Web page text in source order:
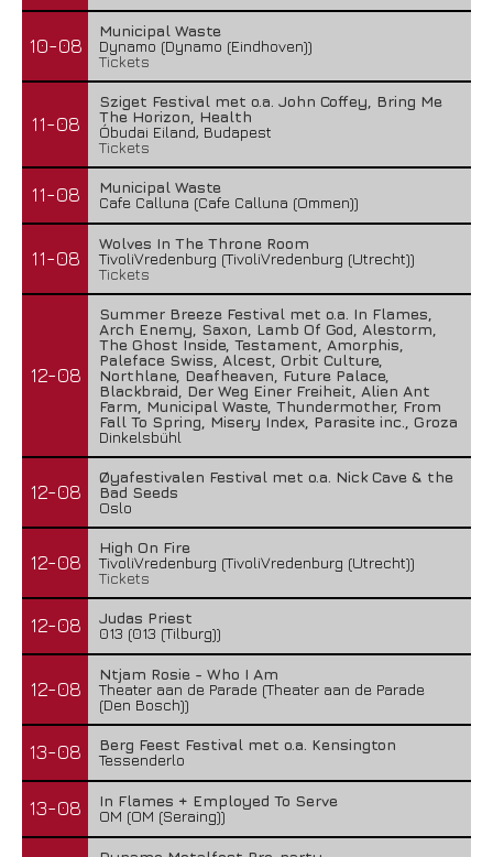
10-08
Municipal Waste
Dynamo (Dynamo (Eindhoven))
Tickets
11-08
Sziget Festival met o.a. John Coffey, Bring Me
The Horizon, Health
Óbudai Eiland, Budapest
Tickets
11-08
Municipal Waste
Cafe Calluna (Cafe Calluna (Ommen))
11-08
Wolves In The Throne Room
TivoliVredenburg (TivoliVredenburg (Utrecht))
Tickets
12-08
Summer Breeze Festival met o.a. In Flames,
Arch Enemy, Saxon, Lamb Of God, Alestorm,
The Ghost Inside, Testament, Amorphis,
Paleface Swiss, Alcest, Orbit Culture,
Northlane, Deafheaven, Future Palace,
Blackbraid, Der Weg Einer Freiheit, Alien Ant
Farm, Municipal Waste, Thundermother, From
Fall To Spring, Misery Index, Parasite inc., Groza
Dinkelsbühl
12-08
Øyafestivalen Festival met o.a. Nick Cave & the
Bad Seeds
Oslo
12-08
High On Fire
TivoliVredenburg (TivoliVredenburg (Utrecht))
Tickets
12-08
Judas Priest
013 (013 (Tilburg))
12-08
Ntjam Rosie - Who I Am
Theater aan de Parade (Theater aan de Parade
(Den Bosch))
13-08
Berg Feest Festival met o.a. Kensington
Tessenderlo
13-08
In Flames + Employed To Serve
OM (OM (Seraing))